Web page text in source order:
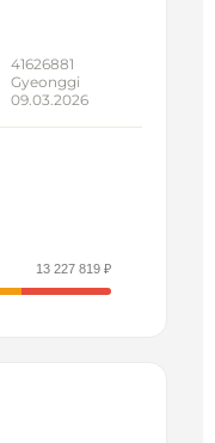
41626881
Gyeonggi
09.03.2026
13 227 819 ₽